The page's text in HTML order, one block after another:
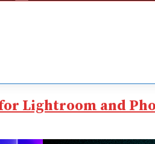
Lightroom and